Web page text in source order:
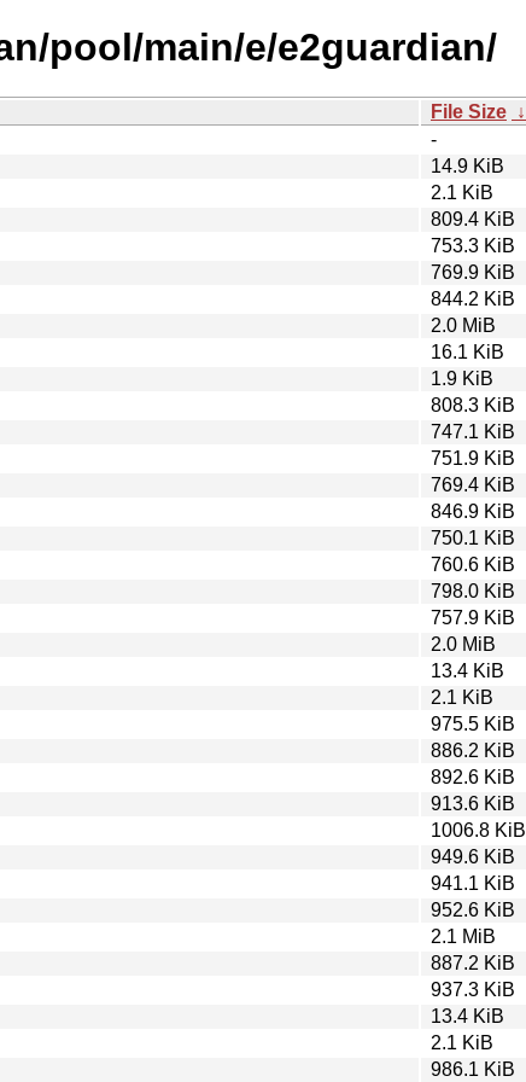
pool/main/e/e2guardian/
File Size ↓
-
14.9 KiB
2.1 KiB
809.4 KiB
753.3 KiB
769.9 KiB
844.2 KiB
2.0 MiB
16.1 KiB
1.9 KiB
808.3 KiB
747.1 KiB
751.9 KiB
769.4 KiB
846.9 KiB
750.1 KiB
760.6 KiB
798.0 KiB
757.9 KiB
2.0 MiB
13.4 KiB
2.1 KiB
975.5 KiB
886.2 KiB
892.6 KiB
913.6 KiB
1006.8 KiB
949.6 KiB
941.1 KiB
952.6 KiB
2.1 MiB
887.2 KiB
937.3 KiB
13.4 KiB
2.1 KiB
986.1 KiB